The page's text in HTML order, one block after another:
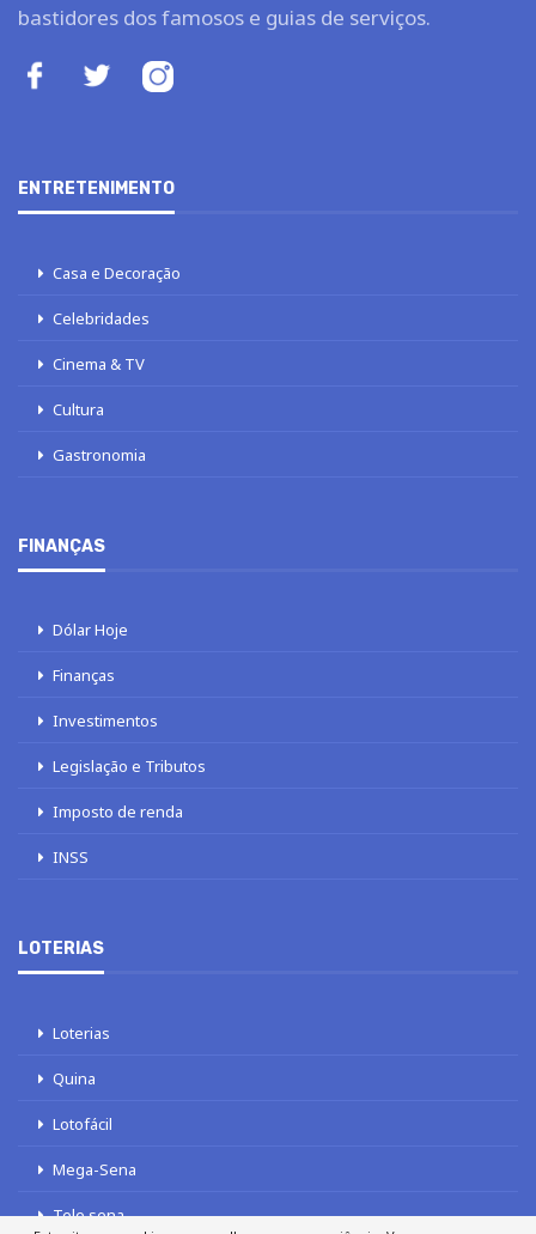
bastidores dos famosos e guias de serviços.
ENTRETENIMENTO
Casa e Decoração
Celebridades
Cinema & TV
Cultura
Gastronomia
FINANÇAS
Dólar Hoje
Finanças
Investimentos
Legislação e Tributos
Imposto de renda
INSS
LOTERIAS
Loterias
Quina
Lotofácil
Mega-Sena
Tele sena